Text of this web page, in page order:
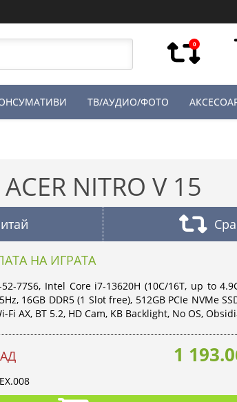
0
ТВ/АУДИО/ФОТО
ACER NITRO V 15
НА ИГРАТА
77S6, Intel Core i7-13620H (10C/16T, up to
16GB DDR5 (1 Slot free), 512GB PCIe NVMe
Fi AX, BT 5.2, HD Cam, KB Backlight, No OS,
1